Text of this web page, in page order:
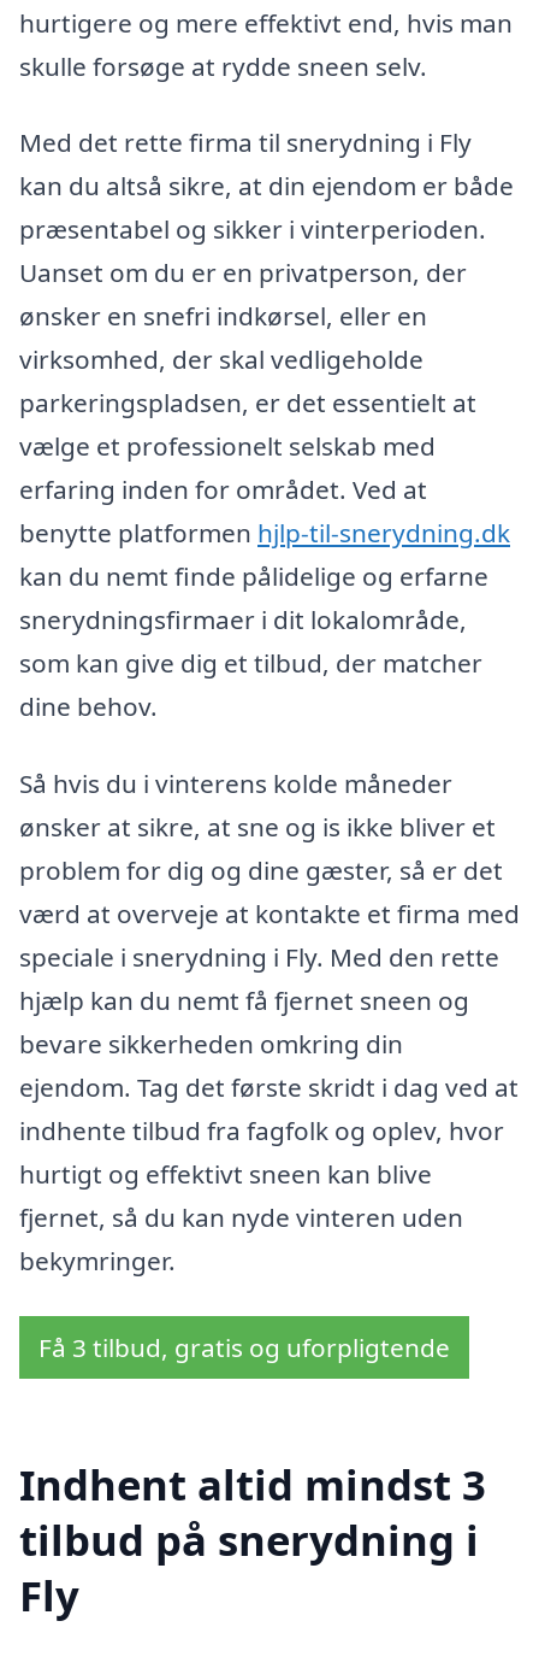
hurtigere og mere effektivt end, hvis man
skulle forsøge at rydde sneen selv.
Med det rette firma til snerydning i Fly
kan du altså sikre, at din ejendom er både
præsentabel og sikker i vinterperioden.
Uanset om du er en privatperson, der
ønsker en snefri indkørsel, eller en
virksomhed, der skal vedligeholde
parkeringspladsen, er det essentielt at
vælge et professionelt selskab med
erfaring inden for området. Ved at
benytte platformen hjlp-til-snerydning.dk
kan du nemt finde pålidelige og erfarne
snerydningsfirmaer i dit lokalområde,
som kan give dig et tilbud, der matcher
dine behov.
Så hvis du i vinterens kolde måneder
ønsker at sikre, at sne og is ikke bliver et
problem for dig og dine gæster, så er det
værd at overveje at kontakte et firma med
speciale i snerydning i Fly. Med den rette
hjælp kan du nemt få fjernet sneen og
bevare sikkerheden omkring din
ejendom. Tag det første skridt i dag ved at
indhente tilbud fra fagfolk og oplev, hvor
hurtigt og effektivt sneen kan blive
fjernet, så du kan nyde vinteren uden
bekymringer.
Få 3 tilbud, gratis og uforpligtende
Indhent altid mindst 3
tilbud på snerydning i
Fly